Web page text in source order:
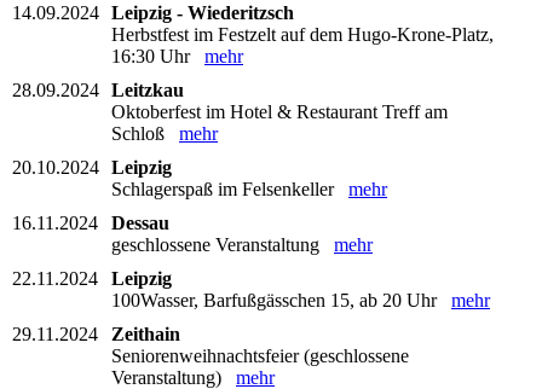
14.09.2024 Leipzig - Wiederitzsch
Herbstfest im Festzelt auf dem Hugo-Krone-Platz,
16:30 Uhr mehr
28.09.2024 Leitzkau
Oktoberfest im Hotel & Restaurant Treff am
Schloß mehr
20.10.2024 Leipzig
Schlagerspaß im Felsenkeller mehr
16.11.2024
Dessau
geschlossene Veranstaltung mehr
22.11.2024
Leipzig
100Wasser, Barfußgässchen 15, ab 20 Uhr mehr
29.11.2024
Zeithain
Seniorenweihnachtsfeier (geschlossene
Veranstaltung) mehr